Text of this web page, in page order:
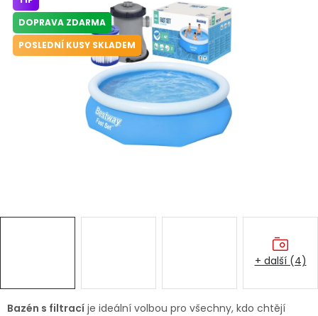
Domácnost
Dětská hřiště
Autodoplňky
Značky
Bazén s filtrací je ideální volbou pro všechny, kdo chtějí
DOPRAVA ZDARMA
POSLEDNÍ KUSY SKLADEM
+ další (4)